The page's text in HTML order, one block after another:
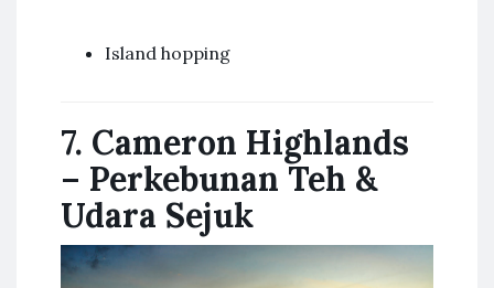
Island hopping
7. Cameron Highlands
– Perkebunan Teh &
Udara Sejuk